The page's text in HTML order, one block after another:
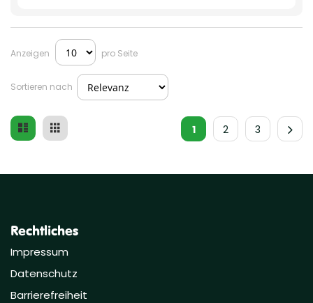
Anzeigen pro Seite
Sortieren nach
1 2 3
Ansicht
Liste Raster
Rechtliches
Impressum
Datenschutz
Barrierefreiheit